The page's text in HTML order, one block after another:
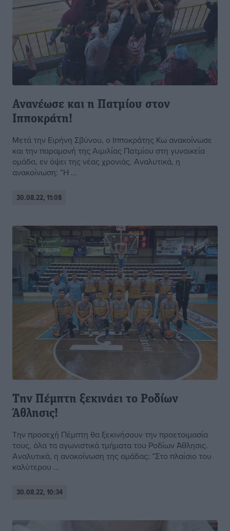
Ανανέωσε και η Πατμίου στον
Ιπποκράτη!
Μετά την Ειρήνη Σβύνου, ο Ιπποκράτης Κω ανακοίνωσε
και την παραμονή της Αιμιλίας Πατμίου στη γυναικεία
ομάδα, εν όψει της νέας χρονιάς. Αναλυτικά, η
ανακοίνωση: ”Η ...
30.08.22, 11:08
Την Πέμπτη ξεκινάει το Ροδίων
Άθλησις!
Την προσεχή Πέμπτη θα ξεκινήσουν την προετοιμασία
τους, όλα τα αγωνιστικά τμήματα του Ροδίων Άθλησις.
Αναλυτικά, η ανακοίνωση της ομάδας: ”Στο πλαίσιο του
καλύτερου ...
30.08.22, 10:34